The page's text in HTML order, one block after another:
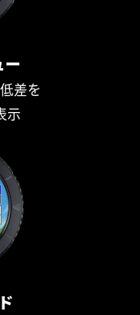
差を
示